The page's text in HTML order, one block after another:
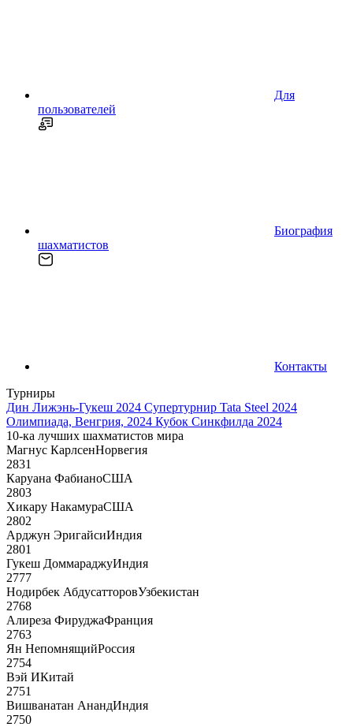
Для
пользователей
Биография
шахматистов
Контакты
Турниры
Дин Лижэнь-Гукеш 2024 Супертурнир Tata Steel 2024
Олимпиада, Венгрия, 2024 Кубок Синкфилда 2024
10-ка лучших шахматистов мира
Магнус КарлсенНорвегия
2831
Каруана ФабианоСША
2803
Хикару НакамураСША
2802
Арджун ЭригайсиИндия
2801
Гукеш ДоммараджуИндия
2777
Нодирбек АбдусатторовУзбекистан
2768
Алиреза ФируджаФранция
2763
Ян НепомнящийРоссия
2754
Вэй ИКитай
2751
Вишванатан АнандИндия
2750